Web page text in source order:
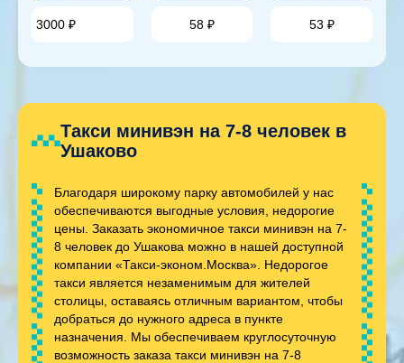
3000 ₽ 58 ₽ 53 ₽
Такси минивэн на 7-8 человек в
Ушаково
Благодаря широкому парку автомобилей у нас
обеспечиваются выгодные условия, недорогие
цены. Заказать экономичное такси минивэн на 7-
8 человек до Ушакова можно в нашей доступной
компании «Такси-эконом.Москва». Недорогое
такси является незаменимым для жителей
столицы, оставаясь отличным вариантом, чтобы
добраться до нужного адреса в пункте
назначения. Мы обеспечиваем круглосуточную
возможность заказа такси минивэн на 7-8